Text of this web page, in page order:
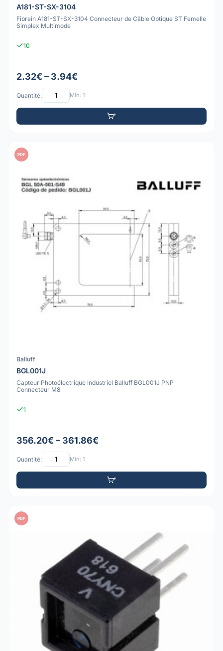
A181-ST-SX-3104
Fibrain A181-ST-SX-3104 Connecteur de Câble Optique ST Femelle
Simplex Multimode
10
2.32€ – 3.94€
Quantité: Min: 1
PDF
Balluff
BGL001J
Capteur Photoélectrique Industriel Balluff BGL001J PNP
Connecteur M8
1
356.20€ – 361.86€
Quantité: Min: 1
PDF